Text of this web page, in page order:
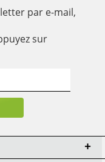
par e-mail,
sur